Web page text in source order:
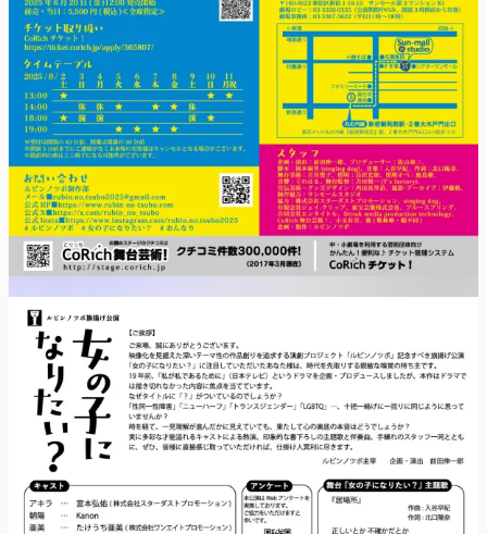
脚本：岡本麻里(singing dog)
音楽：入谷早紀
歌詞：北口陽奈
舞台美術：吉川悦子
照明：長沢宏朗
照明オペ：鹿島樹
音響：ぐれはる
舞台監督：吉田慎一(Y’s factory)
宣伝美術・グッズデザイン：内田真里苗
撮影・アーカイブ：伊藤格
制作協力：サンモールスタジオ
協力：
株式会社スターダストプロモーション
singing dog
有限会社ジェイ.クリップ
東宝芸能株式会社
ブルースプリング
株式会社ワンエイトプロモーション
合同会社エンタイトル
Dittok media production technology
CoRich舞台芸術！
小玉有吾
田中愛